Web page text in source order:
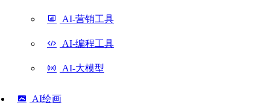
AI-营销工具
AI-编程工具
AI-大模型
AI绘画